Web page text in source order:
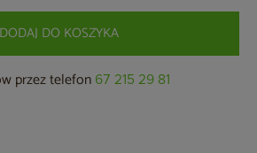
DODAJ DO KOSZYKA
przez telefon 67 215 29 81